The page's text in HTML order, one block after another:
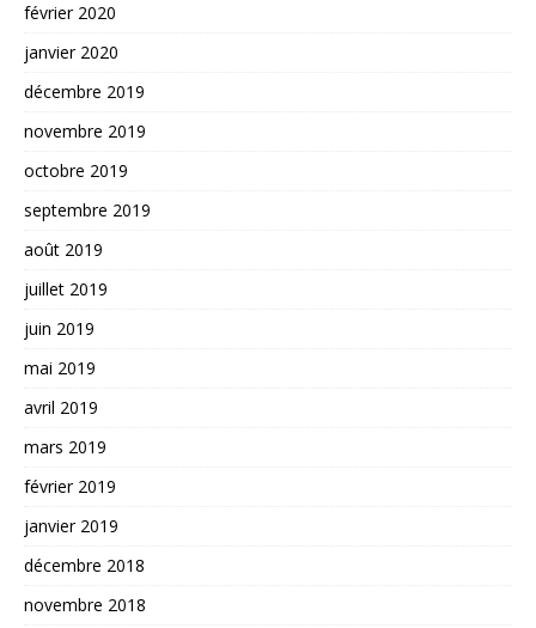
février 2020
janvier 2020
décembre 2019
novembre 2019
octobre 2019
septembre 2019
août 2019
juillet 2019
juin 2019
mai 2019
avril 2019
mars 2019
février 2019
janvier 2019
décembre 2018
novembre 2018